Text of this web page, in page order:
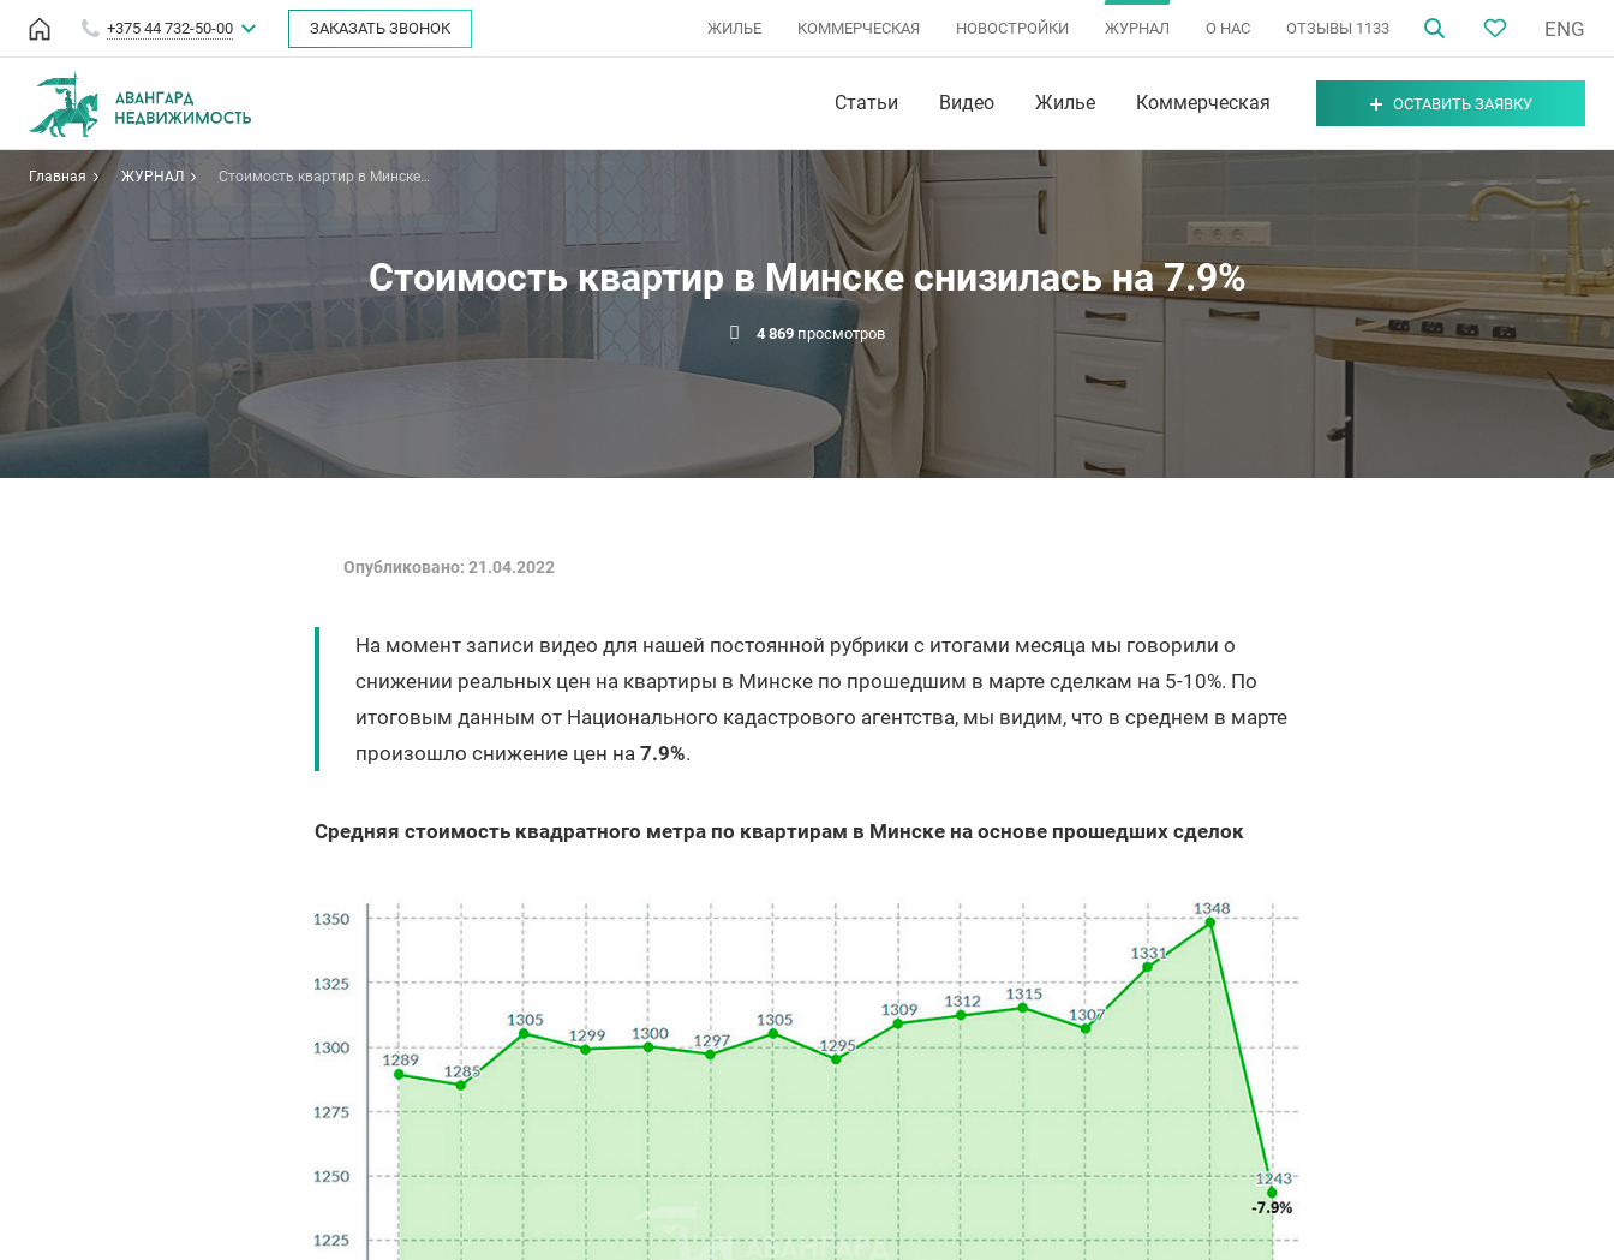
+375 44 732-50-00 ЗАКАЗАТЬ ЗВОНОК ЖИЛЬЕ КОММЕРЧЕСКАЯ НОВОСТРОЙКИ ЖУРНАЛ О НАС ОТЗЫВЫ 1133 ENG
Статьи Видео Жилье Коммерческая ОСТАВИТЬ ЗАЯВКУ
Главная ЖУРНАЛ
Стоимость квартир в Минске
Стоимость квартир в Минске снизилась на 7.9%
4 869 просмотров
Опубликовано: 21.04.2022
На момент записи видео для нашей постоянной рубрики с итогами месяца мы говорили о
снижении реальных цен на квартиры в Минске по прошедшим в марте сделкам на 5-10%. По
итоговым данным от Национального кадастрового агентства, мы видим, что в среднем в марте
произошло снижение цен на 7.9%.
Средняя стоимость квадратного метра по квартирам в Минске на основе прошедших сделок